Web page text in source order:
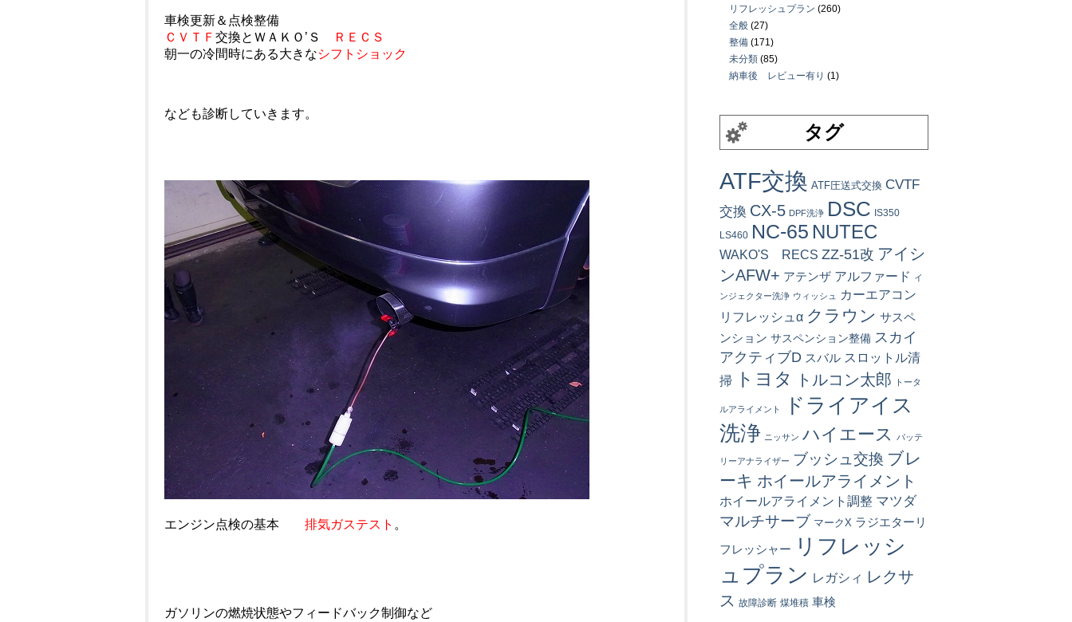
車検更新＆点検整備
ＣＶＴＦ 交換とＷＡＫＯ’Ｓ
ＲＥＣＳ
朝一の冷間時にある大きなシフトショック
なども診断していきます。
エンジン点検の基本 排気ガステスト 。
ガソリンの燃焼状態やフィードバック制御など
リフレッシュプラン (260)
全般 (27)
整備 (171)
未分類 (85)
納車後 レビュー有り (1)
タグ
ATF交換 ATF圧送式交換 CVTF
交換 CX-5 DPF洗浄 DSC IS350
LS460 NC-65 NUTEC
WAKO'S RECS ZZ-51改 アイシ
ンAFW+ アテンザ アルファード イ
ンジェクター洗浄 ウィッシュ
カーエアコン
リフレッシュα クラウン サスペ
ンション サスペンション整備 スカイ
アクティブD スバル スロットル清
掃
トヨタ トルコン太郎 トータ
ルアライメント
ドライアイス
洗浄 ニッサン ハイエース バッテ
リーアナライザー ブッシュ交換 ブレ
ーキ ホイールアライメント
ホイールアライメント調整 マツダ
マルチサーブ マークX ラジエターリ
フレッシャー
リフレッシ
ュプラン レガシィ レクサ
ス 故障診断 煤堆積 車検